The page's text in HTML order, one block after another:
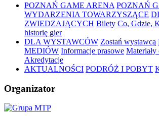
POZNAŃ GAME ARENA POZNAŃ
WYDARZENIA TOWARZYSZĄCE
ZWIEDZAJĄCYCH Bilety Co, Gdzie,
historię gier
DLA WYSTAWCÓW Zostań wystawcą
MEDIÓW Informacje prasowe Materiały
Akredytacje
AKTUALNOŚCI PODRÓŻ I POBYT
Organizator